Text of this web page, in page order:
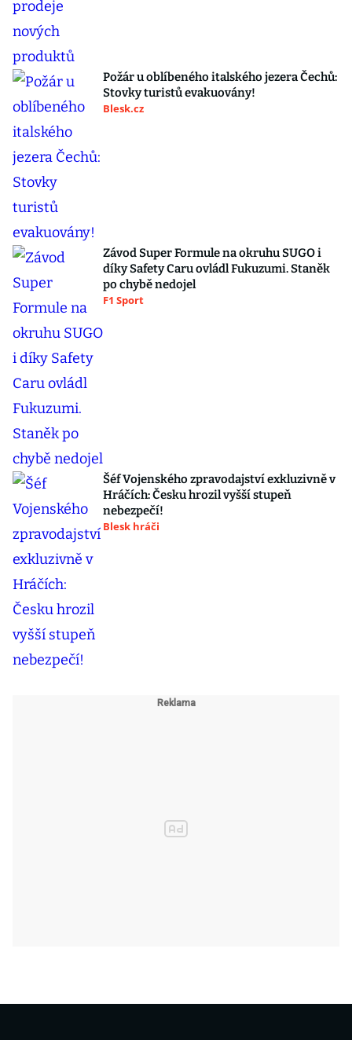
Požár u oblíbeného italského jezera Čechů:
Stovky turistů evakuovány!
Blesk.cz
Závod Super Formule na okruhu SUGO i
díky Safety Caru ovládl Fukuzumi. Staněk
po chybě nedojel
F1 Sport
Šéf Vojenského zpravodajství exkluzivně v
Hráčích: Česku hrozil vyšší stupeň
nebezpečí!
Blesk hráči